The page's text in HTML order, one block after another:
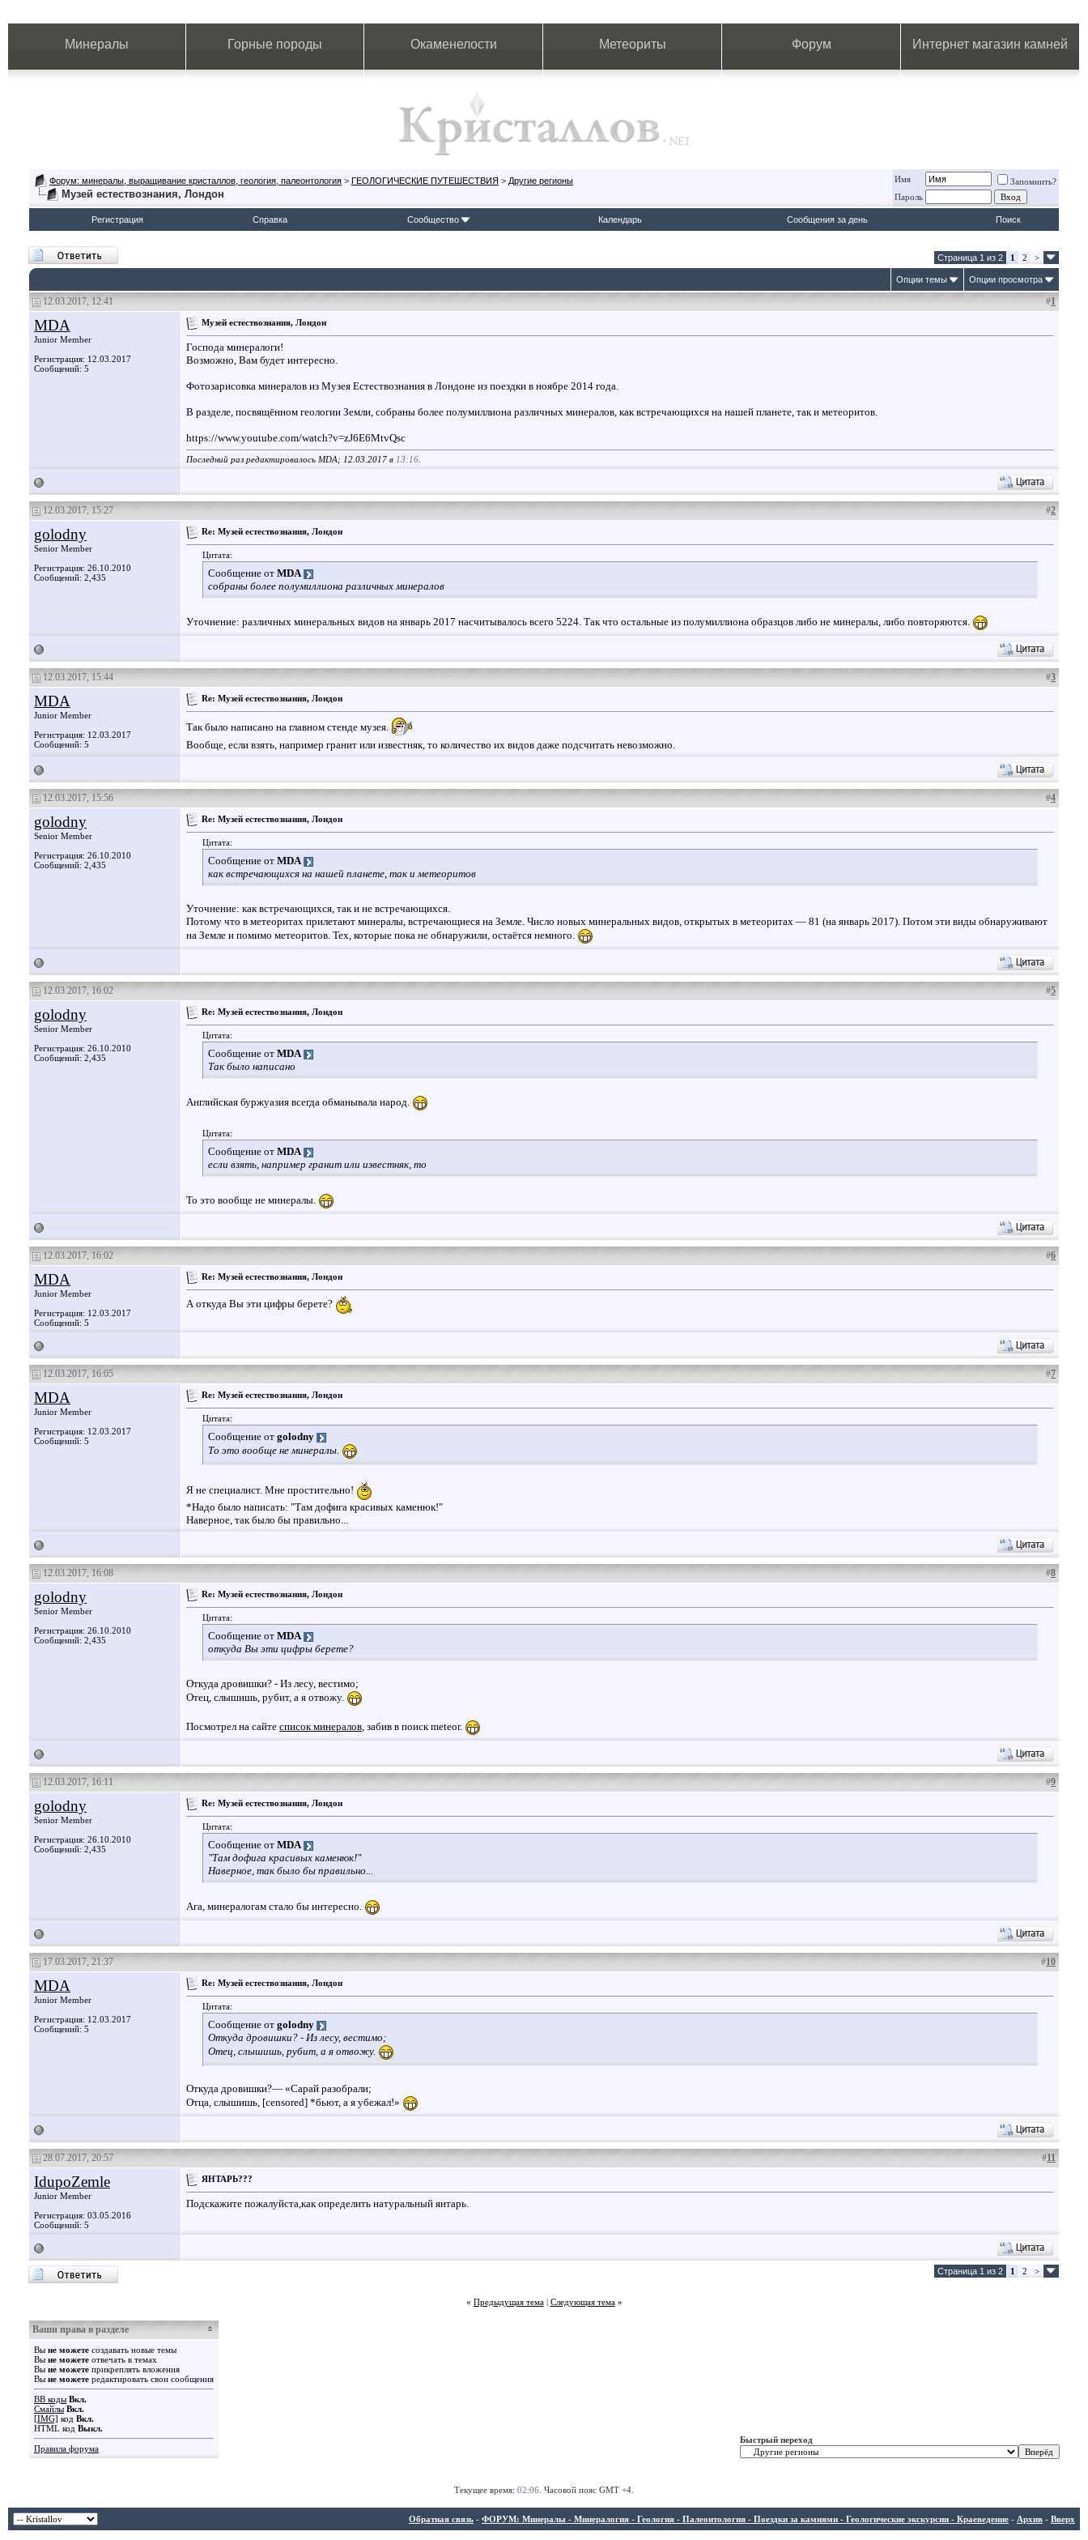
Минералы Горные породы Окаменелости Метеориты Форум Интернет магазин камней
Форум: минералы, выращивание кристаллов, геология, палеонтология > ГЕОЛОГИЧЕСКИЕ ПУТЕШЕСТВИЯ > Другие регионы
Музей естествознания, Лондон
Имя
Запомнить?
Пароль
Регистрация Справка Сообщество Календарь Сообщения за день Поиск
Страница 1 из 2 1 2 >
Опции темы Опции просмотра
12.03.2017, 12:41 #1
MDA
Junior Member
Регистрация: 12.03.2017
Сообщений: 5
Музей естествознания, Лондон
Господа минералоги!
Возможно, Вам будет интересно.
Фотозарисовка минералов из Музея Естествознания в Лондоне из поездки в ноябре 2014 года.
В разделе, посвящённом геологии Земли, собраны более полумиллиона различных минералов, как встречающихся на нашей планете, так и метеоритов.
https://www.youtube.com/watch?v=zJ6E6MtvQsc
Последний раз редактировалось MDA; 12.03.2017 в 13:16
12.03.2017, 15:27 #2
golodny
Senior Member
Регистрация: 26.10.2010
Сообщений: 2,435
Re: Музей естествознания, Лондон
Цитата:
Сообщение от MDA
собраны более полумиллиона различных минералов
Уточнение: различных минеральных видов на январь 2017 насчитывалось всего 5224. Так что остальные из полумиллиона образцов либо не минералы, либо повторяются.
12.03.2017, 15:44 #3
MDA
Junior Member
Регистрация: 12.03.2017
Сообщений: 5
Re: Музей естествознания, Лондон
Так было написано на главном стенде музея.
Вообще, если взять, например гранит или известняк, то количество их видов даже подсчитать невозможно.
12.03.2017, 15:56 #4
golodny
Senior Member
Регистрация: 26.10.2010
Сообщений: 2,435
Re: Музей естествознания, Лондон
Цитата:
Сообщение от MDA
как встречающихся на нашей планете, так и метеоритов
Уточнение: как встречающихся, так и не встречающихся.
Потому что в метеоритах прилетают минералы, встречающиеся на Земле. Число новых минеральных видов, открытых в метеоритах — 81 (на январь 2017). Потом эти виды обнаруживают
на Земле и помимо метеоритов. Тех, которые пока не обнаружили, остаётся немного.
12.03.2017, 16:02 #5
golodny
Senior Member
Регистрация: 26.10.2010
Сообщений: 2,435
Re: Музей естествознания, Лондон
Цитата:
Сообщение от MDA
Так было написано
Английская буржуазия всегда обманывала народ.
Цитата:
Сообщение от MDA
если взять, например гранит или известняк, то
То это вообще не минералы.
12.03.2017, 16:02 #6
MDA
Junior Member
Регистрация: 12.03.2017
Сообщений: 5
Re: Музей естествознания, Лондон
А откуда Вы эти цифры берете?
12.03.2017, 16:05 #7
MDA
Junior Member
Регистрация: 12.03.2017
Сообщений: 5
Re: Музей естествознания, Лондон
Цитата:
Сообщение от golodny
То это вообще не минералы.
Я не специалист. Мне простительно!
*Надо было написать: "Там дофига красивых каменюк!"
Наверное, так было бы правильно...
12.03.2017, 16:08 #8
golodny
Senior Member
Регистрация: 26.10.2010
Сообщений: 2,435
Re: Музей естествознания, Лондон
Цитата:
Сообщение от MDA
откуда Вы эти цифры берете?
Откуда дровишки? - Из лесу, вестимо;
Отец, слышишь, рубит, а я отвожу.
Посмотрел на сайте список минералов, забив в поиск meteor.
12.03.2017, 16:11 #9
golodny
Senior Member
Регистрация: 26.10.2010
Сообщений: 2,435
Re: Музей естествознания, Лондон
Цитата:
Сообщение от MDA
"Там дофига красивых каменюк!"
Наверное, так было бы правильно...
Ага, минералогам стало бы интересно.
17.03.2017, 21:37 #10
MDA
Junior Member
Регистрация: 12.03.2017
Сообщений: 5
Re: Музей естествознания, Лондон
Цитата:
Сообщение от golodny
Откуда дровишки? - Из лесу, вестимо;
Отец, слышишь, рубит, а я отвожу.
Откуда дровишки?— «Сарай разобрали;
Отца, слышишь, [censored] *бьют, а я убежал!»
28.07.2017, 20:57 #11
IdupoZemle
Junior Member
Регистрация: 03.05.2016
Сообщений: 5
ЯНТАРЬ???
Подскажите пожалуйста,как определить натуральный янтарь.
Страница 1 из 2 1 2 >
« Предыдущая тема| Следующая тема »
Ваши права в разделе
Вы не можете создавать новые темы
Вы не можете отвечать в темах
Вы не можете прикреплять вложения
Вы не можете редактировать свои сообщения
BB коды Вкл.
Смайлы Вкл.
[IMG] код Вкл.
HTML код Выкл.
Правила форума
Быстрый переход
Текущее время: 02:06 . Часовой пояс GMT +4.
Обратная связь - ФОРУМ: Минералы - Минералогия - Геология - Палеонтология - Поездки за камнями - Геологические экскурсии - Краеведение - Архив - Вверх